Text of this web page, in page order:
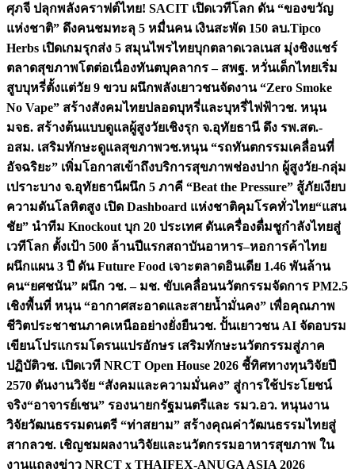
ศุภจี ปลุกพลังคราฟต์ไทย! SACIT เปิดเวทีโลก ดัน “ของขวัญ
แห่งชาติ” ดึงคนชมทะลุ 5 หมื่นคน เงินสะพัด 150 ลบ.Tipco
Herbs เปิดเกมรุกส่ง 5 สมุนไพรไทยบุกตลาดเวลเนส มุ่งชิงแชร์
ตลาดสุขภาพโตต่อเนื่องทันตบุคลากร – สพฐ. หวั่นเด็กไทยเริ่ม
สูบบุหรี่ตั้งแต่วัย 9 ขวบ ผนึกพลังเยาวชนจัดงาน “Zero Smoke
No Vape” สร้างสังคมไทยปลอดบุหรี่และบุหรี่ไฟฟ้าวช. หนุน
มจธ. สร้างต้นแบบดูแลผู้สูงวัยเชิงรุก จ.อุทัยธานี ดึง รพ.สต.-
อสม. เสริมทักษะดูแลสุขภาพวช.หนุน “รถทันตกรรมเคลื่อนที่
อัจฉริยะ” เพิ่มโอกาสเข้าถึงบริการสุขภาพช่องปาก ผู้สูงวัย-กลุ่ม
เปราะบาง จ.อุทัยธานีผนึก 5 ภาคี “Beat the Pressure” สู้ภัยเงียบ
ความดันโลหิตสูง เปิด Dashboard แห่งชาติคุมโรคทั่วไทย“แสน
ชัย” นำทีม Knockout บุก 20 ประเทศ ดันเครื่องดื่มชูกำลังไทยสู่
เวทีโลก ตั้งเป้า 500 ล้านปีแรกสถาบันอาหาร–หอการค้าไทย
ผนึกแผน 3 ปี ดัน Future Food เจาะตลาดอินเดีย 1.46 พันล้าน
คน“ยศชนัน” ผนึก วช. – มช. ขับเคลื่อนนวัตกรรมจัดการ PM2.5
เชิงพื้นที่ หนุน “อากาศสะอาดและสายน้ำมั่นคง” เพื่อคุณภาพ
ชีวิตประชาชนภาคเหนืออย่างยั่งยืนวช. ปั้นเยาวชน AI จัดอบรม
เขียนโปรแกรมโดรนแปรอักษร เสริมทักษะนวัตกรรมสู่ภาค
ปฏิบัติวช. เปิดเวที NRCT Open House 2026 ชี้ทิศทางทุนวิจัยปี
2570 ดันงานวิจัย “สังคมและความมั่นคง” สู่การใช้ประโยชน์
จริง“อาจารย์เชน” รองนายกรัฐมนตรีและ รมว.อว. หนุนงาน
วิจัยวัฒนธรรมดนตรี “ท่าสยาม” สร้างคุณค่าวัฒนธรรมไทยสู่
สากลวช. เชิญชมผลงานวิจัยและนวัตกรรมอาหารสุขภาพ ใน
งานแถลงข่าว NRCT x THAIFEX-ANUGA ASIA 2026